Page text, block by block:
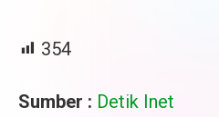
354
Sumber : Detik Inet